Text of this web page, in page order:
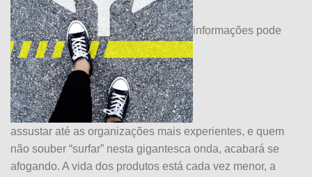
informações pode
assustar até as organizações mais experientes, e quem
não souber “surfar” nesta gigantesca onda, acabará se
afogando. A vida dos produtos está cada vez menor, a